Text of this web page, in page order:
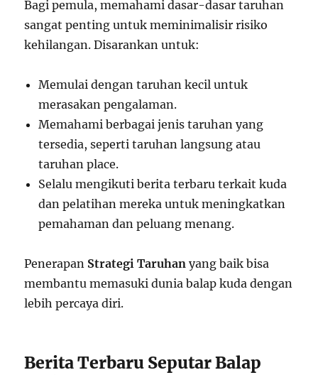
Bagi pemula, memahami dasar-dasar taruhan
sangat penting untuk meminimalisir risiko
kehilangan. Disarankan untuk:
Memulai dengan taruhan kecil untuk
merasakan pengalaman.
Memahami berbagai jenis taruhan yang
tersedia, seperti taruhan langsung atau
taruhan place.
Selalu mengikuti berita terbaru terkait kuda
dan pelatihan mereka untuk meningkatkan
pemahaman dan peluang menang.
Penerapan Strategi Taruhan yang baik bisa
membantu memasuki dunia balap kuda dengan
lebih percaya diri.
Berita Terbaru Seputar Balap